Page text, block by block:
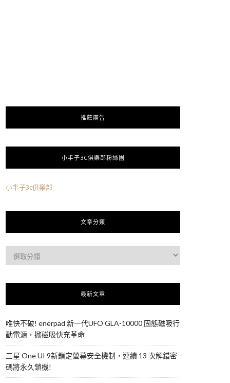
推薦廣告
小丰子3C俱樂部粉絲團
小丰子3c俱樂部
文章分類
最新文章
唯快不破! enerpad 新一代UFO GLA-10000 固態磁吸行
動電源，掀磁吸快充革命
三星 One UI 9新鎖定螢幕安全機制，連續 13 次解錯密
碼將永久鎖機!